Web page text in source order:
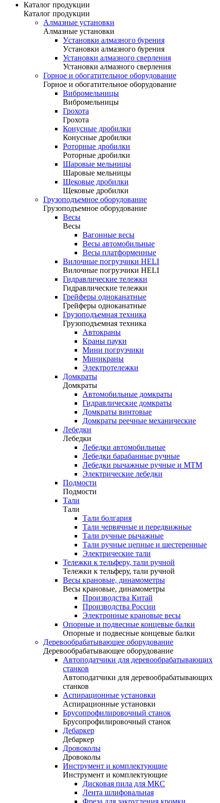
Каталог продукции
Каталог продукции
Алмазные установки
Алмазные установки
Уcтановки алмазного бурения
Уcтановки алмазного бурения
Установки алмазного сверления
Установки алмазного сверления
Горное и обогатительное оборудование
Горное и обогатительное оборудование
Вибромельницы
Вибромельницы
Грохота
Грохота
Конусные дробилки
Конусные дробилки
Роторные дробилки
Роторные дробилки
Шаровые мельницы
Шаровые мельницы
Щековые дробилки
Щековые дробилки
Грузоподъемное оборудование
Грузоподъемное оборудование
Весы
Весы
Вагонные весы
Весы автомобильные
Весы платформенные
Вилочные погрузчики HELI
Вилочные погрузчики HELI
Гидравлические тележки
Гидравлические тележки
Грейферы одноканатные
Грейферы одноканатные
Грузоподъемная техника
Грузоподъемная техника
Автокраны
Краны пауки
Мини погрузчики
Миникраны
Электротележки
Домкраты
Домкраты
Автомобильные домкраты
Гидравлические домкраты
Домкраты винтовые
Домкраты реечные механические
Лебедки
Лебедки
Лебедки автомобильные
Лебедки барабанные ручные
Лебедки рычажные ручные и МТМ
Электрические лебедки
Подмости
Подмости
Тали
Тали
Тали болгария
Тали червячные и передвижные
Тали ручные рычажные
Тали ручные цепные и шестеренные
Электрические тали
Тележки к тельферу, тали ручной
Тележки к тельферу, тали ручной
Весы крановые, динамометры
Весы крановые, динамометры
Производства Китай
Производства России
Электронные крановые весы
Опорные и подвесные концевые балки
Опорные и подвесные концевые балки
Деревообрабатывающее оборудование
Деревообрабатывающее оборудование
Автоподатчики для деревообрабатывающих
станков
Автоподатчики для деревообрабатывающих
станков
Аспирационные установки
Аспирационные установки
Брусопрофилировочный станок
Брусопрофилировочный станок
Дебаркер
Дебаркер
Дровоколы
Дровоколы
Инструмент и комплектующие
Инструмент и комплектующие
Дисковая пила для МКС
Лента шлифовальная
Фреза для закругления кромки